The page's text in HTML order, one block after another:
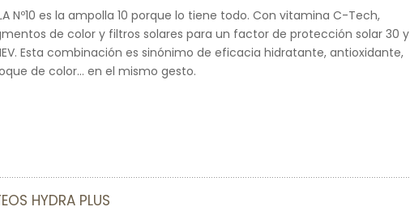
Nº10 es la ampolla 10 porque lo tiene todo. Con vitamina C-Tech,
de color y filtros solares para un factor de protección solar 30 y
Esta combinación es sinónimo de eficacia hidratante, antioxidante,
de color… en el mismo gesto.
HYDRA PLUS